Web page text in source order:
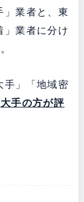
」業者と、東
」業者に分け
手」「地域密
大手の方が評